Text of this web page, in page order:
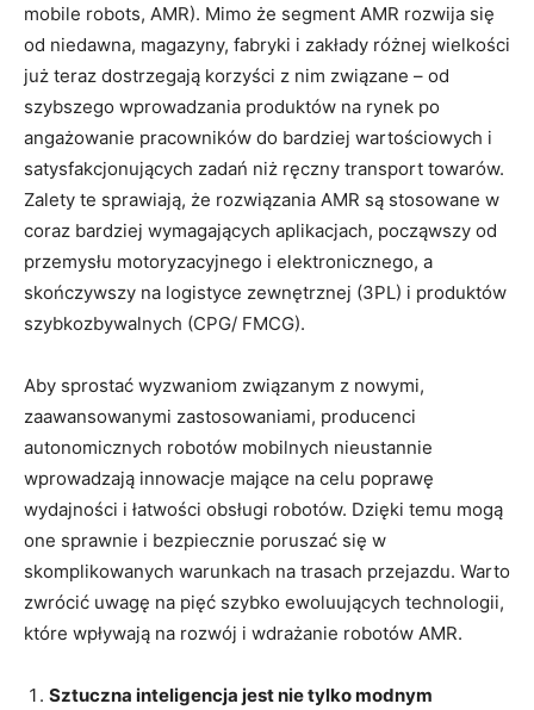
mobile robots, AMR). Mimo że segment AMR rozwija się
od niedawna, magazyny, fabryki i zakłady różnej wielkości
już teraz dostrzegają korzyści z nim związane – od
szybszego wprowadzania produktów na rynek po
angażowanie pracowników do bardziej wartościowych i
satysfakcjonujących zadań niż ręczny transport towarów.
Zalety te sprawiają, że rozwiązania AMR są stosowane w
coraz bardziej wymagających aplikacjach, począwszy od
przemysłu motoryzacyjnego i elektronicznego, a
skończywszy na logistyce zewnętrznej (3PL) i produktów
szybkozbywalnych (CPG/ FMCG).
Aby sprostać wyzwaniom związanym z nowymi,
zaawansowanymi zastosowaniami, producenci
autonomicznych robotów mobilnych nieustannie
wprowadzają innowacje mające na celu poprawę
wydajności i łatwości obsługi robotów. Dzięki temu mogą
one sprawnie i bezpiecznie poruszać się w
skomplikowanych warunkach na trasach przejazdu. Warto
zwrócić uwagę na pięć szybko ewoluujących technologii,
które wpływają na rozwój i wdrażanie robotów AMR.
Sztuczna inteligencja jest nie tylko modnym